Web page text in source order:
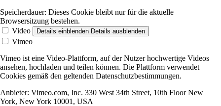
Speicherdauer: Dieses Cookie bleibt nur für die aktuelle
Browsersitzung bestehen.
Video
Details einblenden Details ausblenden
Vimeo
Vimeo ist eine Video-Plattform, auf der Nutzer hochwertige Videos
ansehen, hochladen und teilen können. Die Plattform verwendet
Cookies gemäß den geltenden Datenschutzbestimmungen.
Anbieter: Vimeo.com, Inc. 330 West 34th Street, 10th Floor New
York, New York 10001, USA